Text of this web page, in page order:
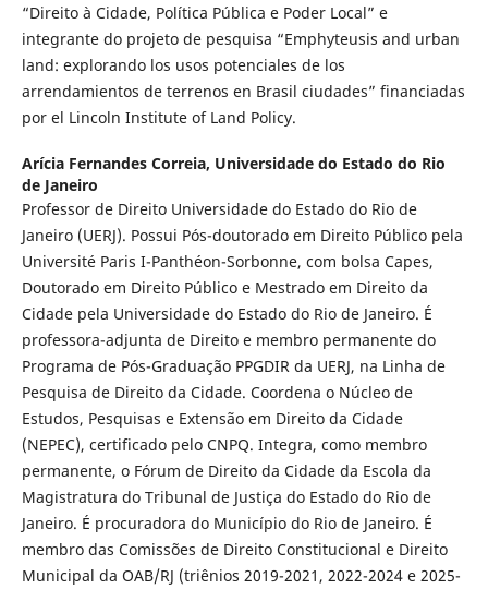
“Direito à Cidade, Política Pública e Poder Local” e
integrante do projeto de pesquisa “Emphyteusis and urban
land: explorando los usos potenciales de los
arrendamientos de terrenos en Brasil ciudades” financiadas
por el Lincoln Institute of Land Policy.
Arícia Fernandes Correia, Universidade do Estado do Rio
de Janeiro
Professor de Direito Universidade do Estado do Rio de
Janeiro (UERJ). Possui Pós-doutorado em Direito Público pela
Université Paris I-Panthéon-Sorbonne, com bolsa Capes,
Doutorado em Direito Público e Mestrado em Direito da
Cidade pela Universidade do Estado do Rio de Janeiro. É
professora-adjunta de Direito e membro permanente do
Programa de Pós-Graduação PPGDIR da UERJ, na Linha de
Pesquisa de Direito da Cidade. Coordena o Núcleo de
Estudos, Pesquisas e Extensão em Direito da Cidade
(NEPEC), certificado pelo CNPQ. Integra, como membro
permanente, o Fórum de Direito da Cidade da Escola da
Magistratura do Tribunal de Justiça do Estado do Rio de
Janeiro. É procuradora do Município do Rio de Janeiro. É
membro das Comissões de Direito Constitucional e Direito
Municipal da OAB/RJ (triênios 2019-2021, 2022-2024 e 2025-